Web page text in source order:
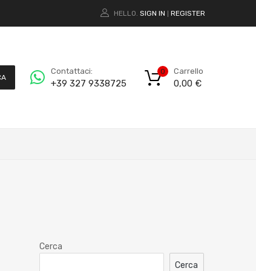
HELLO. SIGN IN REGISTER
Contattaci:
+39 327 9338725
Carrello
0,00 €
0
Cerca
Cerca